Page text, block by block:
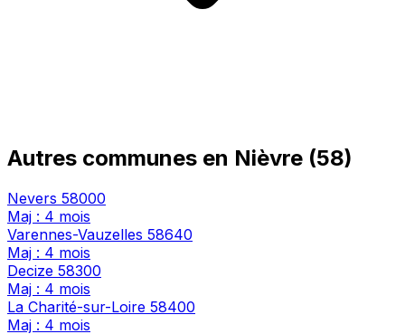
Autres communes en Nièvre (58)
Nevers 58000
Maj : 4 mois
Varennes-Vauzelles 58640
Maj : 4 mois
Decize 58300
Maj : 4 mois
La Charité-sur-Loire 58400
Maj : 4 mois